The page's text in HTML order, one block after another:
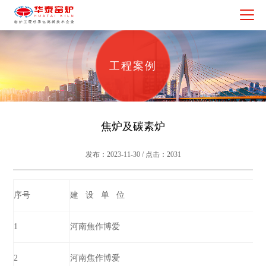
工程案例
焦炉及碳素炉
发布：2023-11-30 / 点击：2031
序号 建 设 单 位
1 河南焦作博爱
2 河南焦作博爱